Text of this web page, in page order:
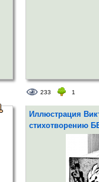
233 1
Иллюстрация
стихотворению